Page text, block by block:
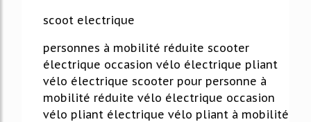
scoot electrique
personnes à mobilité réduite scooter
électrique occasion vélo électrique pliant
vélo électrique scooter pour personne à
mobilité réduite vélo électrique occasion
vélo pliant électrique vélo pliant à mobilité